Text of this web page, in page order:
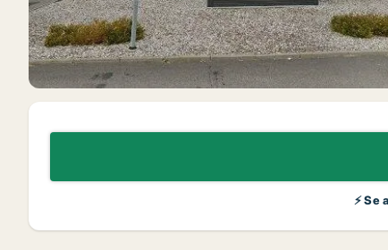
⚡